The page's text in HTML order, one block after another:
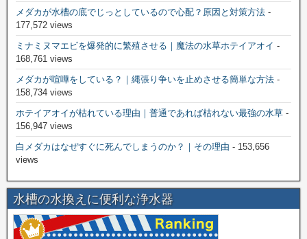
メダカが水槽の底でじっとしているので心配？原因と対策方法 -
177,572 views
ミナミヌマエビを爆発的に繁殖させる｜魔法の水草ホテイアオイ -
168,761 views
メダカが喧嘩をしている？｜縄張り争いを止めさせる簡単な方法 -
158,734 views
ホテイアオイが枯れている理由｜普通であれば枯れない最強の水草 -
156,947 views
白メダカはなぜすぐに死んでしまうのか？｜その理由 - 153,656
views
水槽の水換えに便利な浄水器